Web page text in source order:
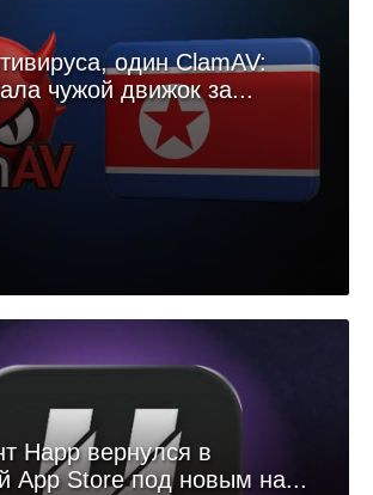
один ClamAV:
чужой движок за...
Happ вернулся в
App Store под новым на...